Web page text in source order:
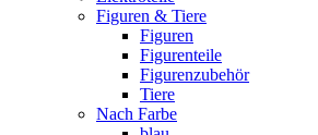
Figuren & Tiere
Figuren
Figurenteile
Figurenzubehör
Tiere
Nach Farbe